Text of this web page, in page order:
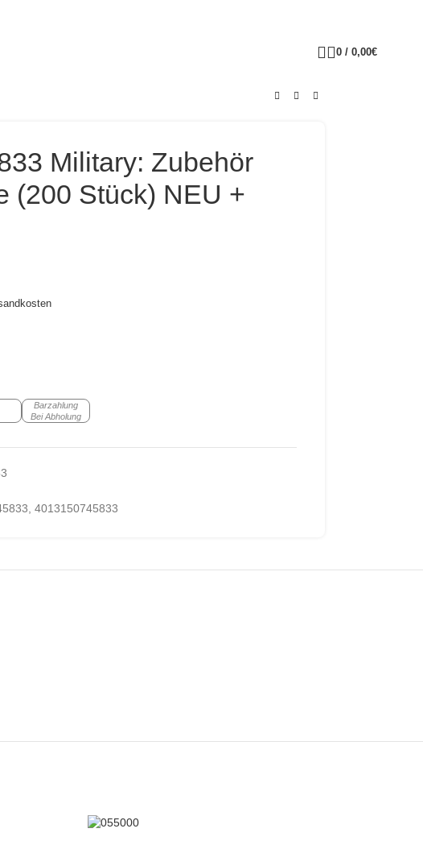
0 / 0,00€
Military: Zubehör
(200 Stück) NEU +
Barzahlung
Bei Abholung
4013150745833